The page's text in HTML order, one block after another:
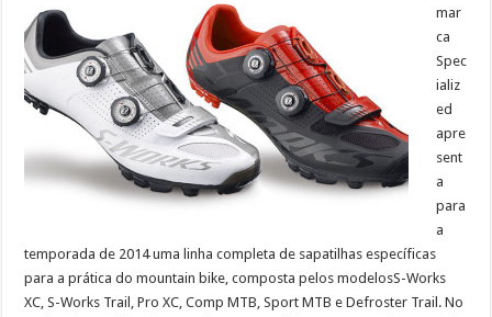
mar
ca
Spec
ializ
ed
apre
sent
a
para
a
temporada de 2014 uma linha completa de sapatilhas específicas
para a prática do mountain bike, composta pelos modelosS-Works
XC, S-Works Trail, Pro XC, Comp MTB, Sport MTB e Defroster Trail. No